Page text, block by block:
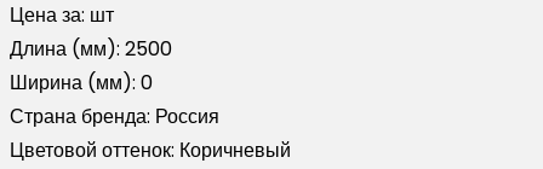
Цена за: шт
Длина (мм): 2500
Ширина (мм): 0
Страна бренда: Россия
Цветовой оттенок: Коричневый